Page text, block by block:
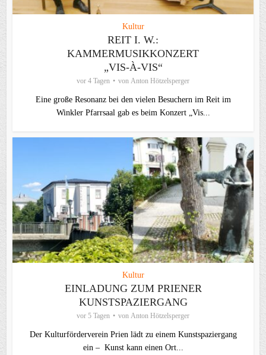
Kultur
REIT I. W.:
KAMMERMUSIKKONZERT
„VIS-À-VIS“
vor 4 Tagen von Anton Hötzelsperger
Eine große Resonanz bei den vielen Besuchern im Reit im
Winkler Pfarrsaal gab es beim Konzert „Vis...
Kultur
EINLADUNG ZUM PRIENER
KUNSTSPAZIERGANG
vor 5 Tagen von Anton Hötzelsperger
Der Kulturförderverein Prien lädt zu einem Kunstspaziergang
ein – Kunst kann einen Ort...